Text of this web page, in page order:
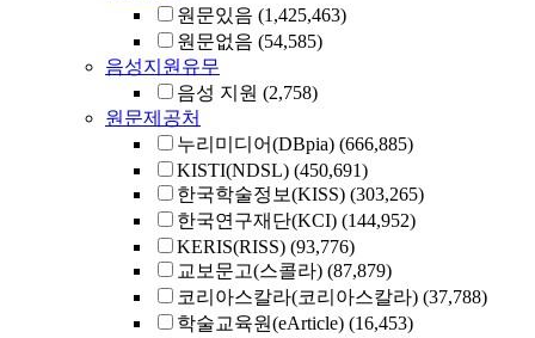
원문있음 (1,425,463)
원문없음 (54,585)
음성지원유무
음성 지원 (2,758)
원문제공처
누리미디어(DBpia) (666,885)
KISTI(NDSL) (450,691)
한국학술정보(KISS) (303,265)
한국연구재단(KCI) (144,952)
KERIS(RISS) (93,776)
교보문고(스콜라) (87,879)
코리아스칼라(코리아스칼라) (37,788)
학술교육원(eArticle) (16,453)